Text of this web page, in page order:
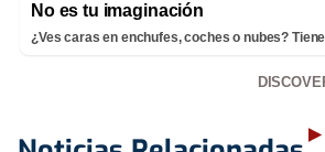
No es tu imaginación
¿Ves caras en enchufes, coches o nubes?